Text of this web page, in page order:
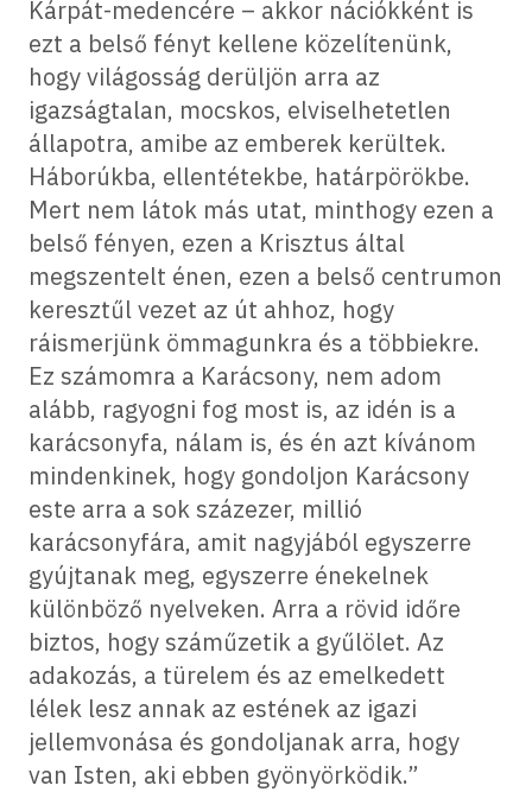
Kárpát-medencére – akkor nációkként is
ezt a belső fényt kellene közelítenünk,
hogy világosság derüljön arra az
igazságtalan, mocskos, elviselhetetlen
állapotra, amibe az emberek kerültek.
Háborúkba, ellentétekbe, határpörökbe.
Mert nem látok más utat, minthogy ezen a
belső fényen, ezen a Krisztus által
megszentelt énen, ezen a belső centrumon
keresztűl vezet az út ahhoz, hogy
ráismerjünk ömmagunkra és a többiekre.
Ez számomra a Karácsony, nem adom
alább, ragyogni fog most is, az idén is a
karácsonyfa, nálam is, és én azt kívánom
mindenkinek, hogy gondoljon Karácsony
este arra a sok százezer, millió
karácsonyfára, amit nagyjából egyszerre
gyújtanak meg, egyszerre énekelnek
különböző nyelveken. Arra a rövid időre
biztos, hogy száműzetik a gyűlölet. Az
adakozás, a türelem és az emelkedett
lélek lesz annak az estének az igazi
jellemvonása és gondoljanak arra, hogy
van Isten, aki ebben gyönyörködik.”